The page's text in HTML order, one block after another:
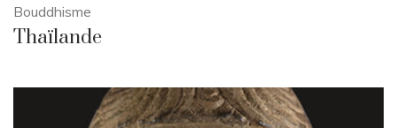
Bouddhisme
Thaïlande